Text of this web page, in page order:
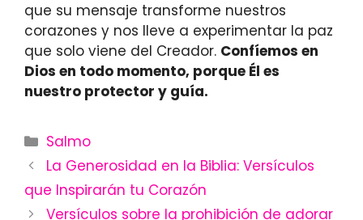
que su mensaje transforme nuestros
corazones y nos lleve a experimentar la paz
que solo viene del Creador. Confíemos en
Dios en todo momento, porque Él es
nuestro protector y guía.
Categories
Salmo
La Generosidad en la Biblia: Versículos
que Inspirarán tu Corazón
Versículos sobre la prohibición de adorar